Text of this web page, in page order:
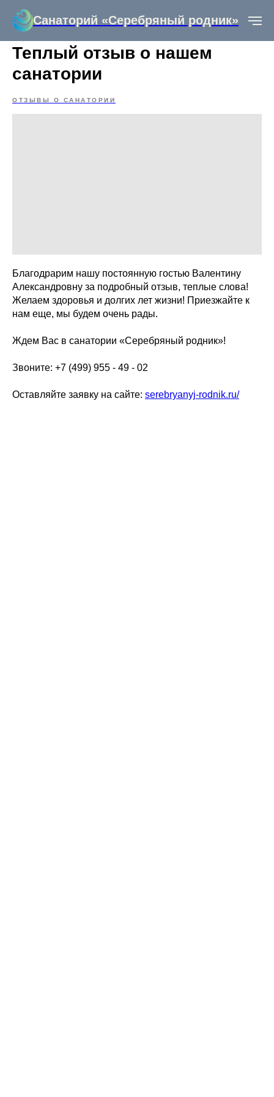
Санаторий «Серебряный родник»
Теплый отзыв о нашем
санатории
ОТЗЫВЫ О САНАТОРИИ
Благодрарим нашу постоянную гостью Валентину
Александровну за подробный отзыв, теплые слова!
Желаем здоровья и долгих лет жизни! Приезжайте к
нам еще, мы будем очень рады.
Ждем Вас в санатории «Серебряный родник»!
Звоните: +7 (499) 955 - 49 - 02
Оставляйте заявку на сайте: serebryanyj-rodnik.ru/